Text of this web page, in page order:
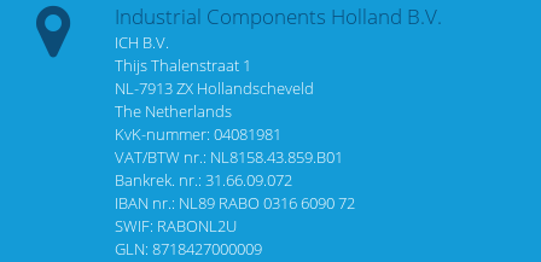
Industrial Components Holland B.V.
ICH B.V.
Thijs Thalenstraat 1
NL-7913 ZX Hollandscheveld
The Netherlands
KvK-nummer: 04081981
VAT/BTW nr.: NL8158.43.859.B01
Bankrek. nr.: 31.66.09.072
IBAN nr.: NL89 RABO 0316 6090 72
SWIF: RABONL2U
GLN: 8718427000009